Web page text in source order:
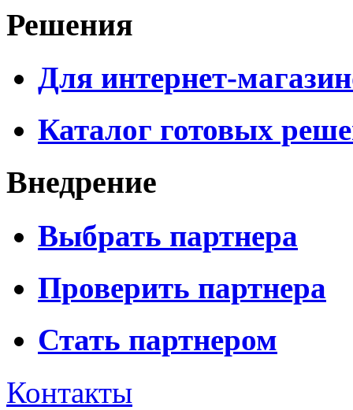
Решения
Для интернет-
Каталог готовых
Внедрение
Выбрать партнера
Проверить партнера
Стать партнером
Контакты